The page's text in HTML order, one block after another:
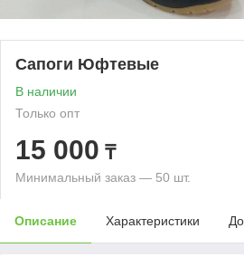
Сапоги Юфтевые
В наличии
Только опт
15 000 ₸
Минимальный заказ — 50 шт.
Описание Характеристики